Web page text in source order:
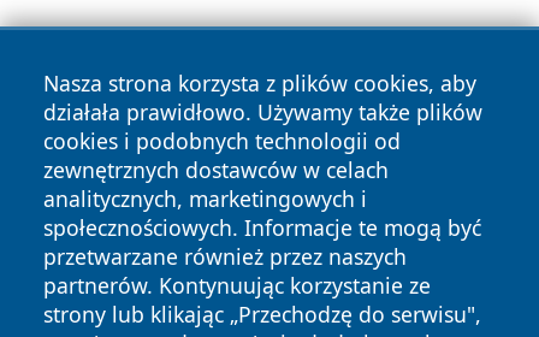
Nasza strona korzysta z plików cookies, aby
działała prawidłowo. Używamy także plików
cookies i podobnych technologii od
zewnętrznych dostawców w celach
analitycznych, marketingowych i
społecznościowych. Informacje te mogą być
przetwarzane również przez naszych
partnerów. Kontynuując korzystanie ze
strony lub klikając „Przechodzę do serwisu",
Copyright © 2026 tarnowskie24.pl Wszystkie prawa
zastrzeżone.
News Autorzy
Polityka
Prywatności
Polityka
Cookies